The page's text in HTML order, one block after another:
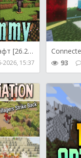
Target Dummy для Майнкрафт [26.2, 26.1.2]
2026, 15:37
93